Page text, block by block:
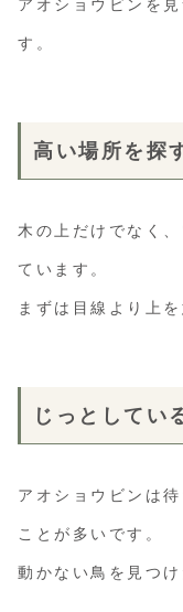
アオショウビンを
す。
高い場所を探
木の上だけでなく
ています。
まずは目線より上
じっとしてい
アオショウビンは
ことが多いです。
動かない鳥を見つ